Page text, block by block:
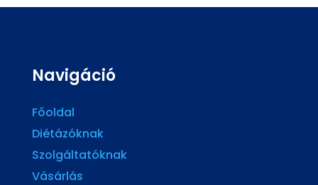
Navigáció
Főoldal
Diétázóknak
Szolgáltatóknak
Vásárlás